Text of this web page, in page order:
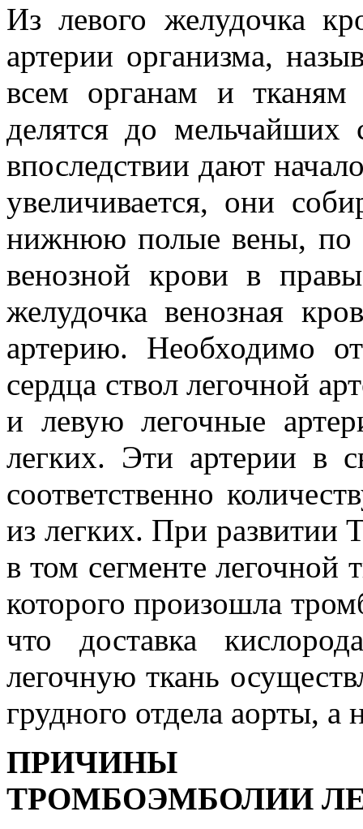
Из левого желудочка
артерии организма,
всем органам и тканям
делятся до мельчайших
впоследствии дают
увеличивается, они
нижнюю полые вены, по
венозной крови в
желудочка венозная
артерию. Необходимо
сердца ствол легочной
и левую легочные
легких. Эти артерии в
соответственно
из легких. При развитии
в том сегменте легочной
которого произошла
что доставка
легочную ткань
грудного отдела аорты, а
ПРИЧИНЫ
ТРОМБОЭМБОЛИИ